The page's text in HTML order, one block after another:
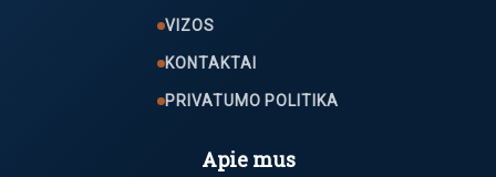
VIZOS
KONTAKTAI
PRIVATUMO POLITIKA
Apie mus